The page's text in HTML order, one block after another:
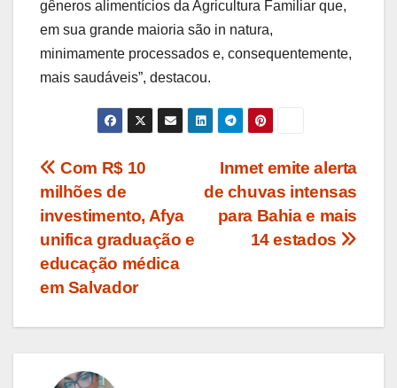
gêneros alimentícios da Agricultura Familiar que,
em sua grande maioria são in natura,
minimamente processados e, consequentemente,
mais saudáveis”, destacou.
Navegação
de
Post
Inmet emite alerta
de chuvas intensas
para Bahia e mais
14 estados
Com R$ 10
milhões de
investimento, Afya
unifica graduação e
educação médica
em Salvador